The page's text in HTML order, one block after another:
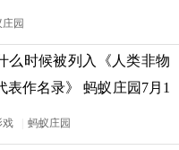
园
么时候被列入《人类非物
表作名录》 蚂蚁庄园7月1
戏 蚂蚁庄园